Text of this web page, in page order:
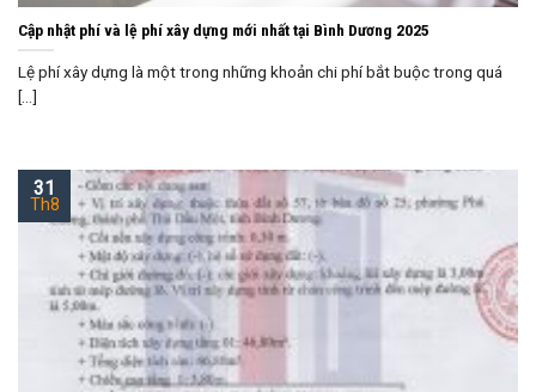
Cập nhật phí và lệ phí xây dựng mới nhất tại Bình Dương 2025
Lệ phí xây dựng là một trong những khoản chi phí bắt buộc trong quá
[...]
31
Th8